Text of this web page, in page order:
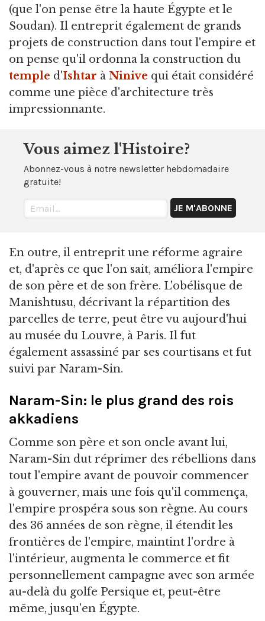
(que l'on pense être la haute Égypte et le
Soudan). Il entreprit également de grands
projets de construction dans tout l'empire et
on pense qu'il ordonna la construction du
temple d'Ishtar à Ninive qui était considéré
comme une pièce d'architecture très
impressionnante.
Vous aimez l'Histoire?
Abonnez-vous à notre newsletter hebdomadaire
gratuite!
En outre, il entreprit une réforme agraire
et, d'après ce que l'on sait, améliora l'empire
de son père et de son frère. L'obélisque de
Manishtusu, décrivant la répartition des
parcelles de terre, peut être vu aujourd'hui
au musée du Louvre, à Paris. Il fut
également assassiné par ses courtisans et fut
suivi par Naram-Sin.
Naram-Sin: le plus grand des rois
akkadiens
Comme son père et son oncle avant lui,
Naram-Sin dut réprimer des rébellions dans
tout l'empire avant de pouvoir commencer
à gouverner, mais une fois qu'il commença,
l'empire prospéra sous son règne. Au cours
des 36 années de son règne, il étendit les
frontières de l'empire, maintint l'ordre à
l'intérieur, augmenta le commerce et fit
personnellement campagne avec son armée
au-delà du golfe Persique et, peut-être
même, jusqu'en Égypte.